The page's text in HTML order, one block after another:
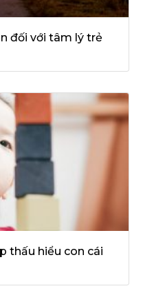
đối với tâm lý trẻ
thấu hiểu con cái